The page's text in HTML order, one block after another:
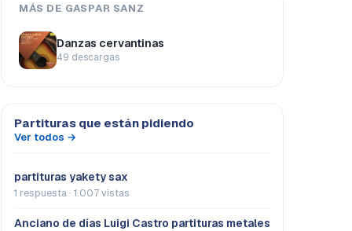
MÁS DE GASPAR SANZ
Danzas cervantinas
49 descargas
Partituras que están pidiendo
Ver todos →
partituras yakety sax
1 respuesta · 1.007 vistas
Anciano de días Luigi Castro partituras metales